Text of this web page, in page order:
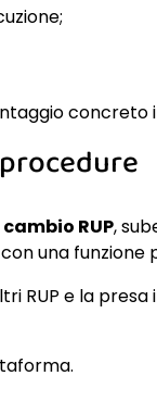
RUP,
una funzione
RUP e la